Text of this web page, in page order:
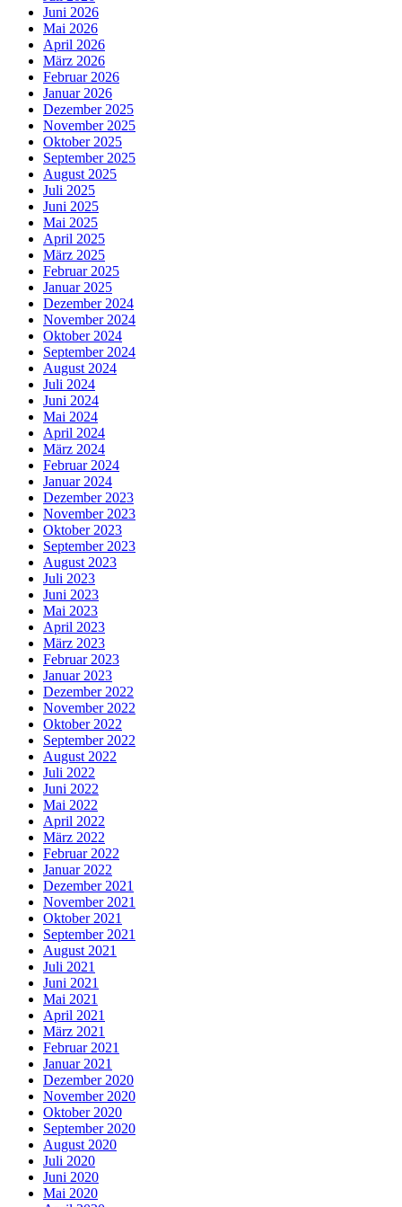
Juni 2026
Mai 2026
April 2026
März 2026
Februar 2026
Januar 2026
Dezember 2025
November 2025
Oktober 2025
September 2025
August 2025
Juli 2025
Juni 2025
Mai 2025
April 2025
März 2025
Februar 2025
Januar 2025
Dezember 2024
November 2024
Oktober 2024
September 2024
August 2024
Juli 2024
Juni 2024
Mai 2024
April 2024
März 2024
Februar 2024
Januar 2024
Dezember 2023
November 2023
Oktober 2023
September 2023
August 2023
Juli 2023
Juni 2023
Mai 2023
April 2023
März 2023
Februar 2023
Januar 2023
Dezember 2022
November 2022
Oktober 2022
September 2022
August 2022
Juli 2022
Juni 2022
Mai 2022
April 2022
März 2022
Februar 2022
Januar 2022
Dezember 2021
November 2021
Oktober 2021
September 2021
August 2021
Juli 2021
Juni 2021
Mai 2021
April 2021
März 2021
Februar 2021
Januar 2021
Dezember 2020
November 2020
Oktober 2020
September 2020
August 2020
Juli 2020
Juni 2020
Mai 2020